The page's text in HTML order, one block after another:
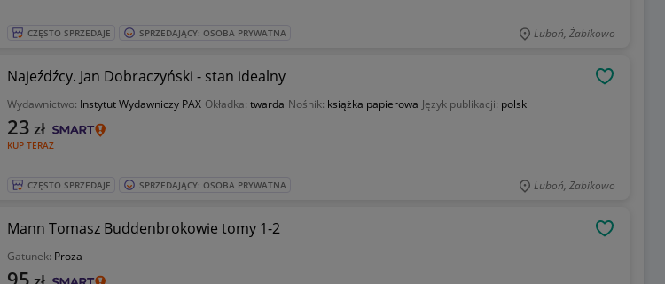
CZĘSTO SPRZEDAJE SPRZEDAJĄCY: OSOBA PRYWATNA Luboń, Żabikowo
Najeźdźcy. Jan Dobraczyński - stan idealny
Wydawnictwo: Instytut Wydawniczy PAX Okładka: twarda Nośnik: książka papierowa Język publikacji: polski
KUP TERAZ
23 zł
CZĘSTO SPRZEDAJE SPRZEDAJĄCY: OSOBA PRYWATNA Luboń, Żabikowo
Mann Tomasz Buddenbrokowie tomy 1-2
Gatunek: Proza
95